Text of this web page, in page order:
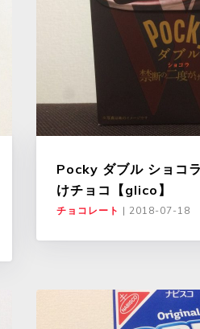
Pocky ダブル ショコ
けチョコ【glico】
チョコレート | 2018-07-18